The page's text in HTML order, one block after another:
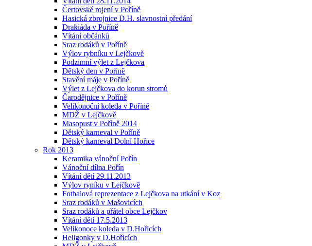
Čertovské rojení v Poříně
Hasická zbrojnice D.H. slavnostní předání
Drakiáda v Poříně
Vítání občánků
Sraz rodáků v Poříně
Výlov rybníku v Lejčkově
Podzimní výlet z Lejčkova
Dětský den v Poříně
Stavění máje v Poříně
Výlet z Lejčkova do korun stromů
Čarodějnice v Poříně
Velikonoční koleda v Poříně
MDŽ v Lejčkově
Masopust v Poříně 2014
Dětský karneval v Poříně
Dětský karneval Dolní Hořice
Rok 2013
Keramika vánoční Pořín
Vánoční dílna Pořín
Vítání dětí 29.11.2013
Výlov ryníku v Lejčkově
Fotbalová reprezentace z Lejčkova na utkání v Koz
Sraz rodáků v Mašovicích
Sraz rodáků a přátel obce Lejčkov
Vítání dětí 17.5.2013
Velikonoce koleda v D.Hořicích
Heligonky v D.Hořicích